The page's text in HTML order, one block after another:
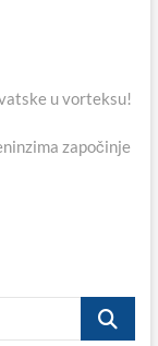
u vorteksu!
započinje
Search